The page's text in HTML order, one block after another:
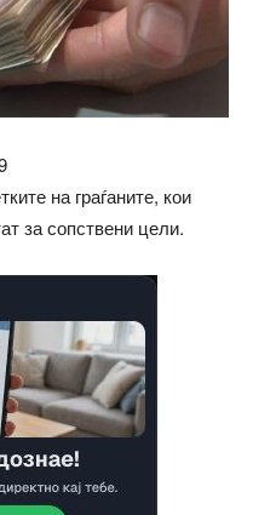
на граѓаните, кои
за сопствени цели.